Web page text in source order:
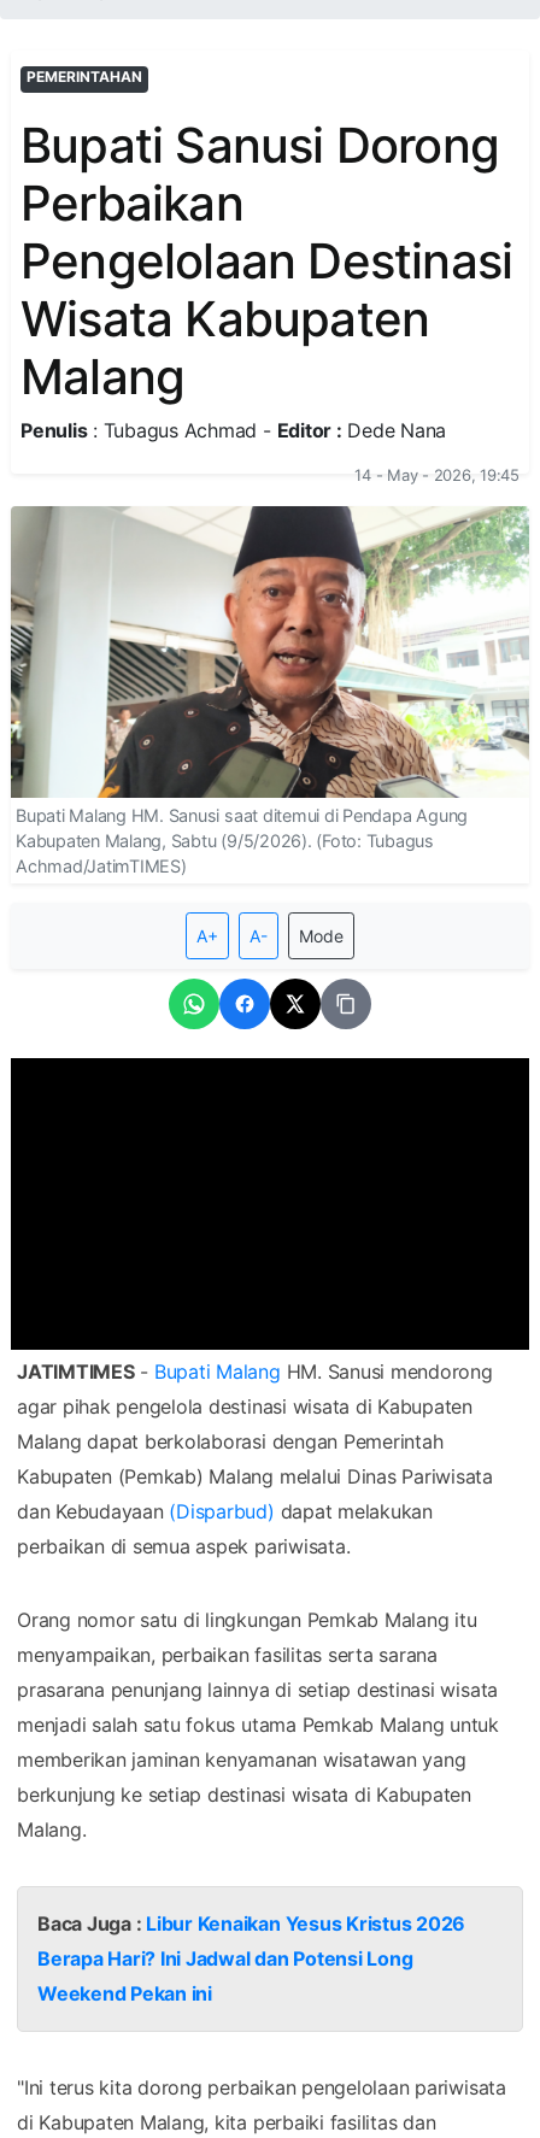
PEMERINTAHAN
Bupati Sanusi Dorong
Perbaikan
Pengelolaan Destinasi
Wisata Kabupaten
Malang
Penulis: Tubagus Achmad - Editor : Dede Nana
14 - May - 2026, 19:45
Bupati Malang HM. Sanusi saat ditemui di Pendapa Agung
Kabupaten Malang, Sabtu (9/5/2026). (Foto: Tubagus
Achmad/JatimTIMES)
A+ A- Mode
JATIMTIMES- Bupati Malang HM. Sanusi mendorong
agar pihak pengelola destinasi wisata di Kabupaten
Malang dapat berkolaborasi dengan Pemerintah
Kabupaten (Pemkab) Malang melalui Dinas Pariwisata
dan Kebudayaan (Disparbud) dapat melakukan
perbaikan di semua aspek pariwisata.
Orang nomor satu di lingkungan Pemkab Malang itu
menyampaikan, perbaikan fasilitas serta sarana
prasarana penunjang lainnya di setiap destinasi wisata
menjadi salah satu fokus utama Pemkab Malang untuk
memberikan jaminan kenyamanan wisatawan yang
berkunjung ke setiap destinasi wisata di Kabupaten
Malang.
Baca Juga : Libur Kenaikan Yesus Kristus 2026
Berapa Hari? Ini Jadwal dan Potensi Long
Weekend Pekan ini
"Ini terus kita dorong perbaikan pengelolaan pariwisata
di Kabupaten Malang, kita perbaiki fasilitas dan